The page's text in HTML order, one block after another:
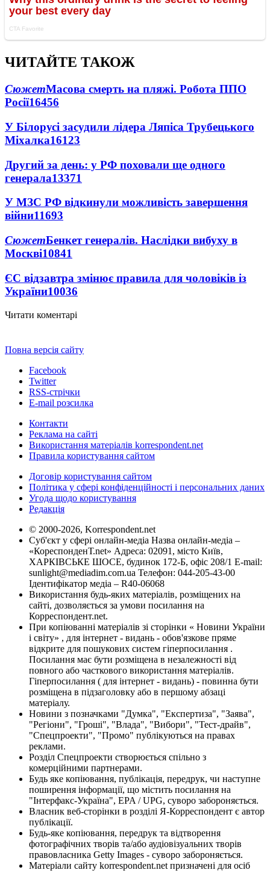
ЧИТАЙТЕ ТАКОЖ
СюжетМасова смерть на пляжі. Робота ППО
Росії16456
У Білорусі засудили лідера Ляпіса Трубецького
Міхалка16123
Другий за день: у РФ поховали ще одного
генерала13371
У МЗС РФ відкинули можливість завершення
війни11693
СюжетБенкет генералів. Наслідки вибуху в
Москві10841
ЄС відзавтра змінює правила для чоловіків із
України10036
Читати коментарі
Повна версія сайту
Facebook
Twitter
RSS-стрічки
E-mail розсилка
Контакти
Реклама на сайті
Використання матеріалів korrespondent.net
Правила користування сайтом
Договір користування сайтом
Політика у сфері конфіденційності і персональних даних
Угода щодо користування
Редакція
© 2000-2026, Korrespondent.net
Суб'єкт у сфері онлайн-медіа Назва онлайн-медіа –
«КореспонденТ.net» Адреса: 02091, місто Київ,
ХАРКІВСЬКЕ ШОСЕ, будинок 172-Б, офіс 208/1 E-mail:
sunlight@mediadim.com.ua Телефон: 044-205-43-00
Ідентифікатор медіа – R40-06068
Використання будь-яких матеріалів, розміщених на
сайті, дозволяється за умови посилання на
Корреспондент.net.
При копіюванні матеріалів зі сторінки « Новини України
і світу» , для інтернет - видань - обов'язкове пряме
відкрите для пошукових систем гіперпосилання .
Посилання має бути розміщена в незалежності від
повного або часткового використання матеріалів.
Гіперпосилання ( для інтернет - видань) - повинна бути
розміщена в підзаголовку або в першому абзаці
матеріалу.
Новини з позначками "Думка", "Експертиза", "Заява",
"Регіони", "Гроші", "Влада", "Вибори", "Тест-драйв",
"Спецпроекти", "Промо" публікуються на правах
реклами.
Розділ Спецпроекти створюється спільно з
комерційними партнерами.
Будь яке копіювання, публікація, передрук, чи наступне
поширення інформації, що містить посилання на
"Інтерфакс-Україна", EPA / UPG, суворо забороняється.
Власник веб-сторінки в розділі Я-Корреспондент є автор
публікації.
Будь-яке копіювання, передрук та відтворення
фотографічних творів та/або аудіовізуальних творів
правовласника Getty Images - суворо забороняється.
Матеріали сайту korrespondent.net призначені для осіб